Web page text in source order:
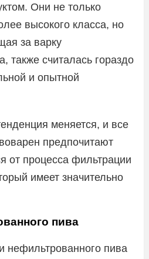
Они не только
высокого класса, но
за варку
также считалась гораздо
и опытной
меняется, и все
предпочитают
от процесса фильтрации
имеет значительно
пива
нефильтрованного пива